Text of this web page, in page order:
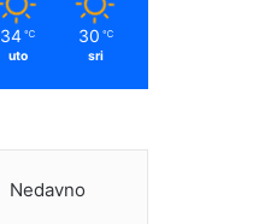
34 ℃
uto
30 ℃
sri
Nedavno